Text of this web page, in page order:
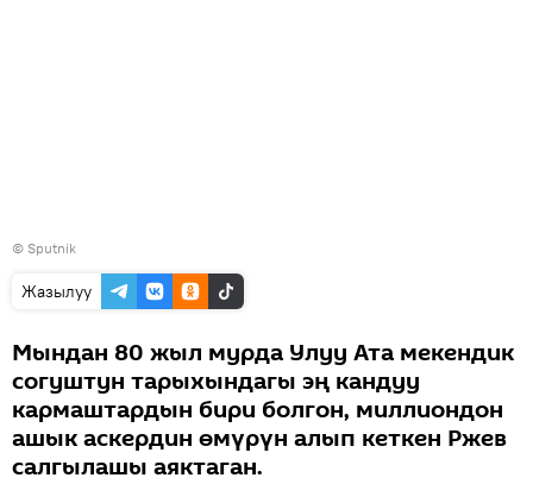
© Sputnik
Жазылуу
Мындан 80 жыл мурда Улуу Ата мекендик
согуштун тарыхындагы эң кандуу
кармаштардын бири болгон, миллиондон
ашык аскердин өмүрүн алып кеткен Ржев
салгылашы аяктаган.